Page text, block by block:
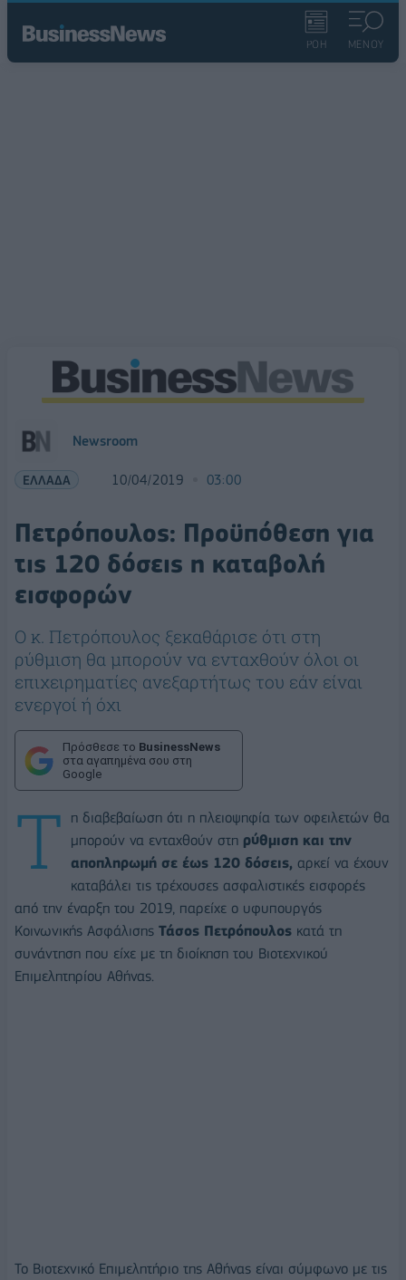
ΡΟΗ ΜΕΝΟΥ
Newsroom
ΕΛΛΑΔΑ 10/04/2019 03:00
Πετρόπουλος: Προϋπόθεση για
τις 120 δόσεις η καταβολή
εισφορών
Ο κ. Πετρόπουλος ξεκαθάρισε ότι στη
ρύθμιση θα μπορούν να ενταχθούν όλοι οι
επιχειρηματίες ανεξαρτήτως του εάν είναι
ενεργοί ή όχι
Πρόσθεσε το BusinessNews
στα αγαπημένα σου στη
Google
Τ
η διαβεβαίωση ότι η πλειοψηφία των οφειλετών θα
μπορούν να ενταχθούν στη ρύθμιση και την
αποπληρωμή σε έως 120 δόσεις, αρκεί να έχουν
καταβάλει τις τρέχουσες ασφαλιστικές εισφορές
από την έναρξη του 2019, παρείχε ο υφυπουργός
Κοινωνικής Ασφάλισης Τάσος Πετρόπουλος κατά τη
συνάντηση που είχε με τη διοίκηση του Βιοτεχνικού
Επιμελητηρίου Αθήνας.
Το Βιοτεχνικό Επιμελητήριο της Αθήνας είναι σύμφωνο με τις